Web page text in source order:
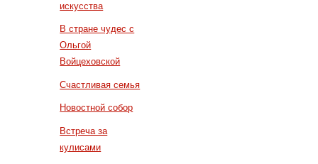
искусства
В стране чудес с
Ольгой
Войцеховской
Счастливая семья
Новостной собор
Встреча за
кулисами